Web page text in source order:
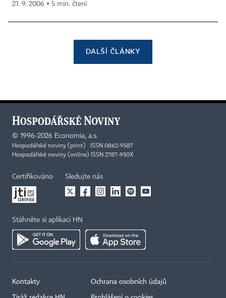
21. 9. 2006 ▪ 5 min. čtení
DALŠÍ ČLÁNKY
© 1996-2026 Economia, a.s.
Hospodářské noviny (print) ISSN 0862-9587
Hospodářské noviny (online) ISSN 2787-950X
Certifikováno Sledujte nás
Stáhněte si aplikaci HN
Kontakty Ochrana osobních údajů